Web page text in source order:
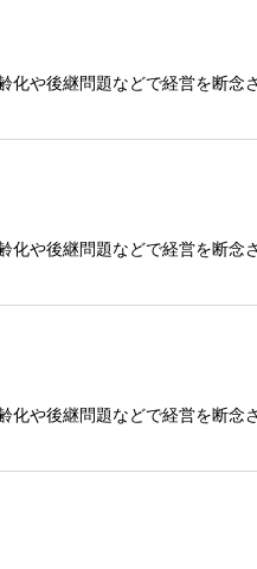
化や後継問題などで経営を断念
化や後継問題などで経営を断念
化や後継問題などで経営を断念